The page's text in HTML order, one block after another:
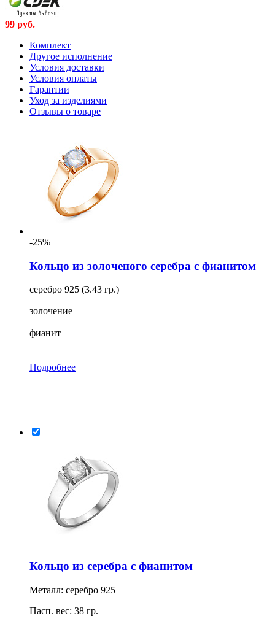
99 руб.
Комплект
Другое исполнение
Условия доставки
Условия оплаты
Гарантии
Уход за изделиями
Отзывы о товаре
-25%
Кольцо из золоченого серебра с фианитом
серебро 925 (3.43 гр.)
золочение
фианит
Подробнее
Кольцо из серебра с фианитом
Металл: серебро 925
Пасп. вес: 38 гр.